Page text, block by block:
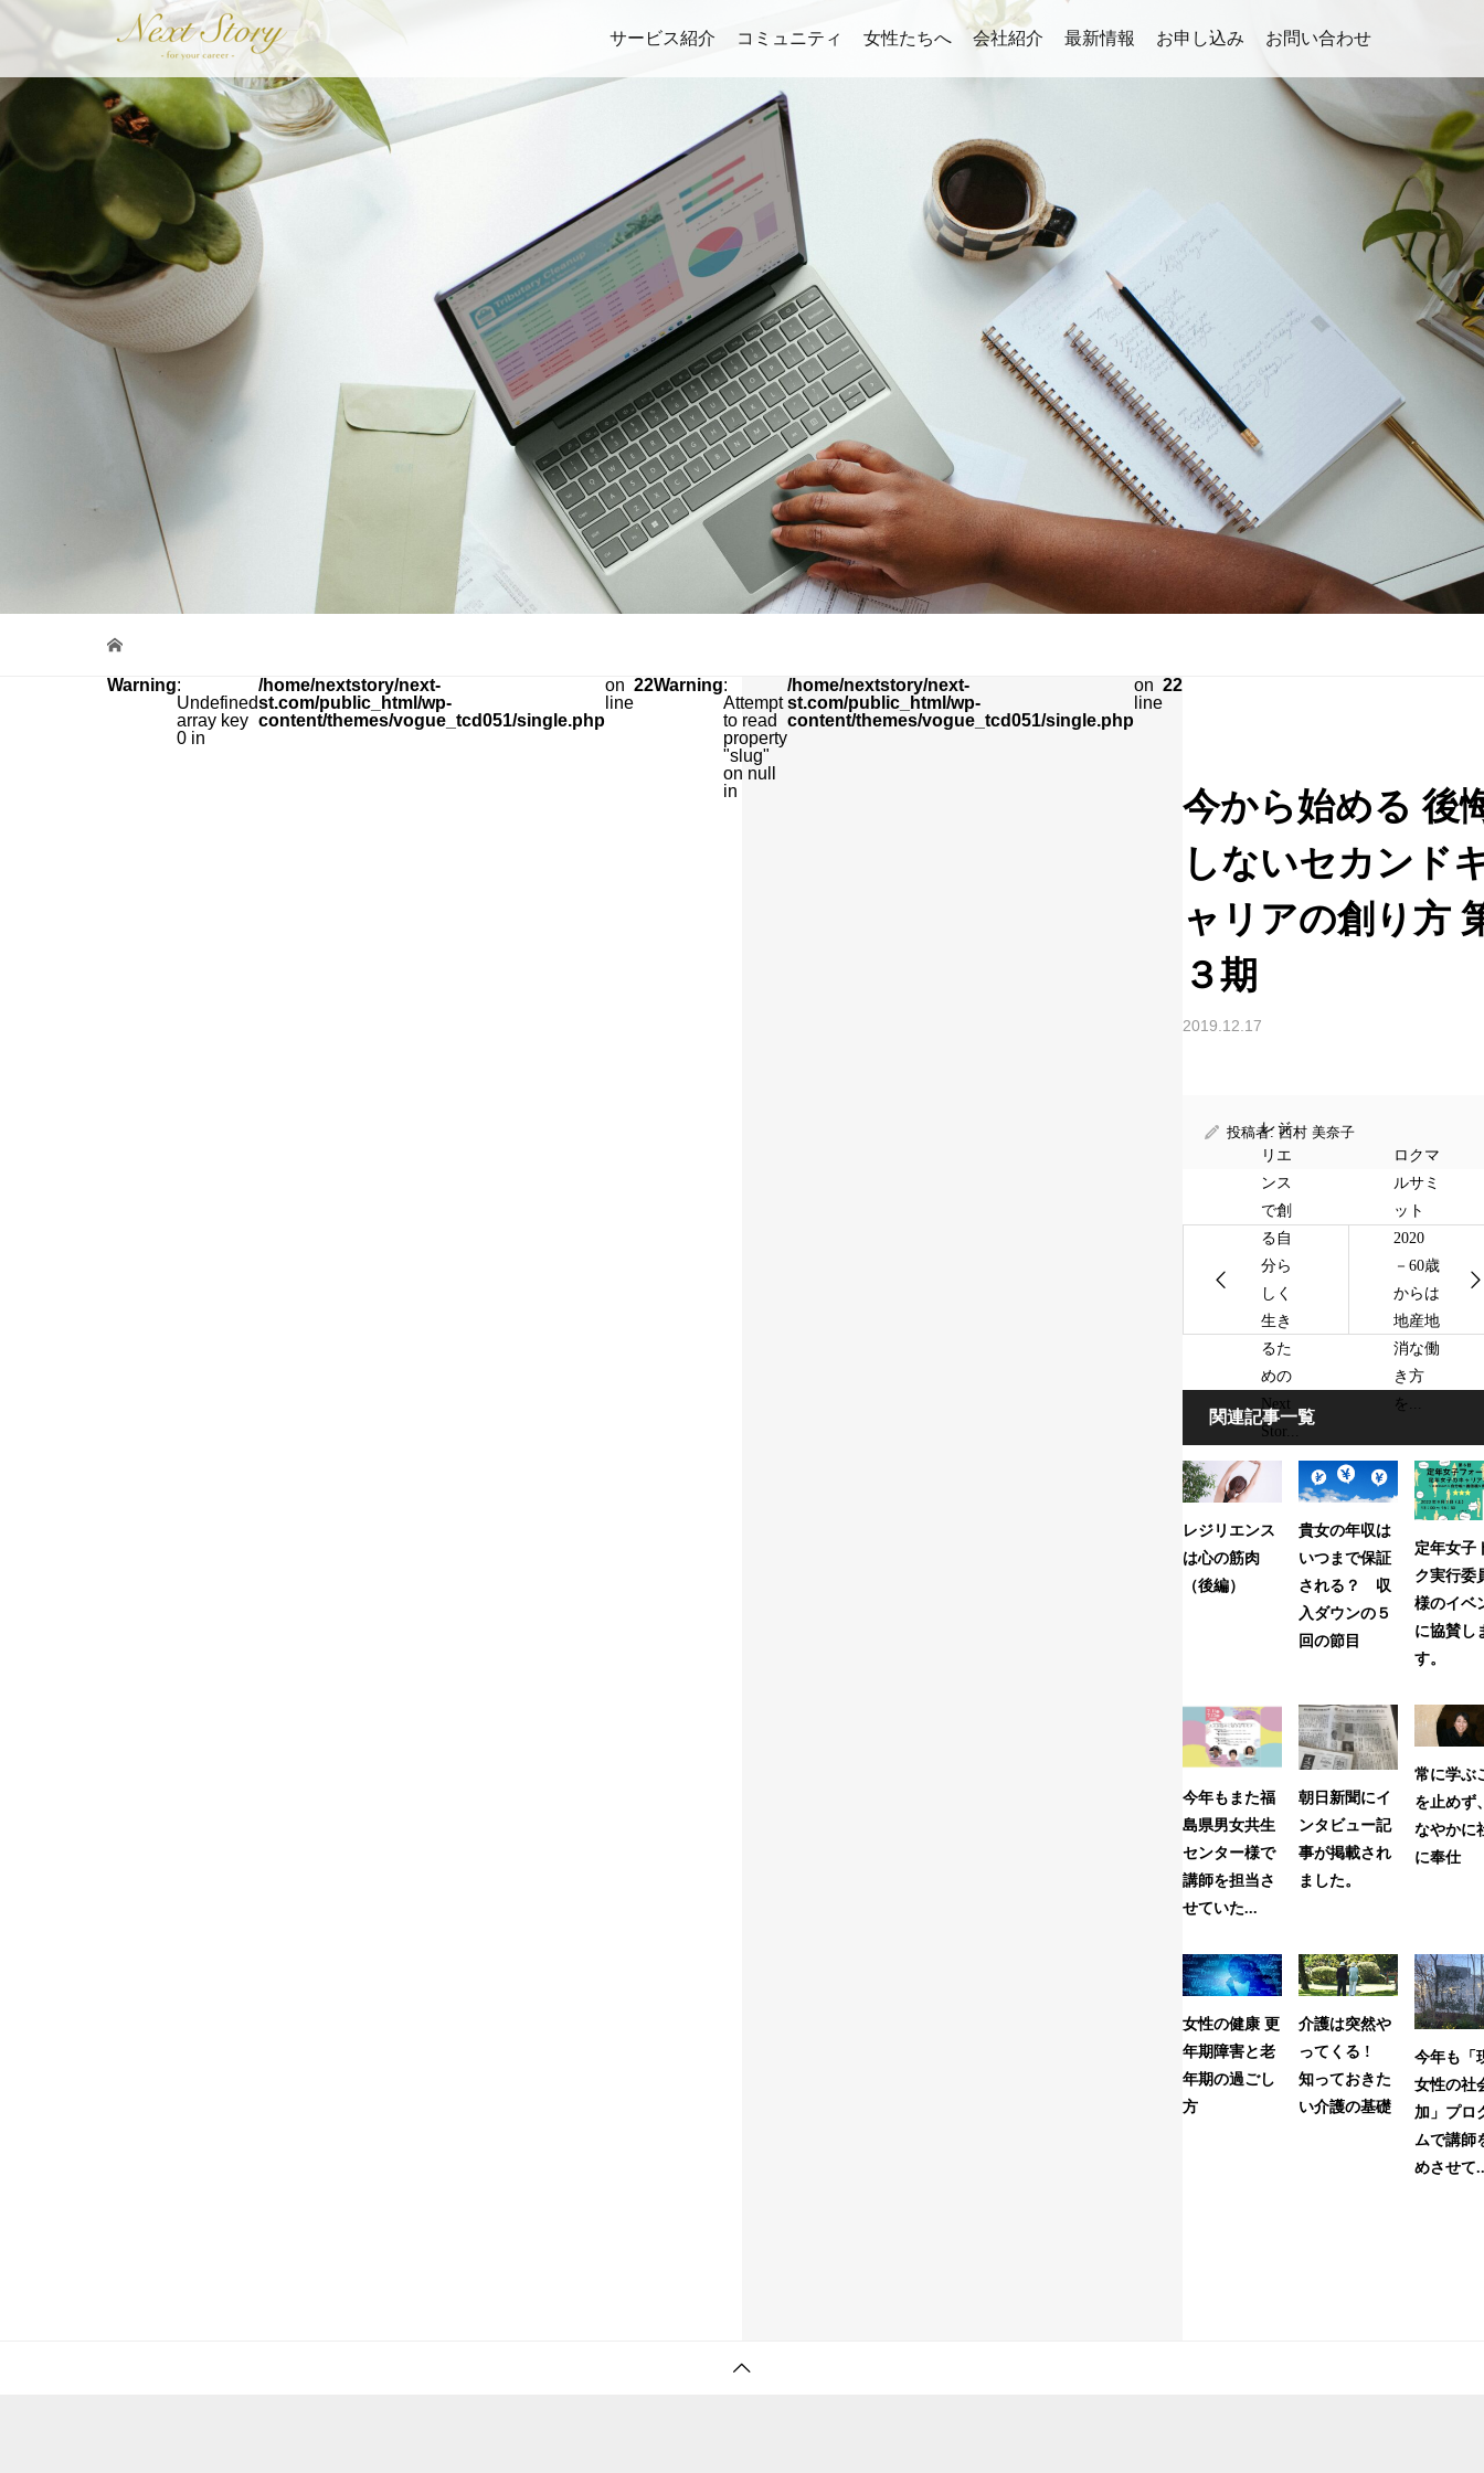
サービス紹介 コミュニティ 女性たちへ 会社紹介 最新情報 お申し込み お問い合わせ
Warning:
Undefined
array key
0 in
/home/nextstory/next-
st.com/public_html/wp-
content/themes/vogue_tcd051/single.php
on
line
22Warning:
Attempt
to read
property
"slug"
on null
in
/home/nextstory/next-
st.com/public_html/wp-
content/themes/vogue_tcd051/single.php
on
line
22
今から始める 後
しないセカンド
ャリアの創り方
３期
2019.12.17
投稿者:西村 美奈子
レジ
リエ
ンス
で創
る自
分ら
しく
生き
るた
めの
Next
Stor...
ロクマ
ルサミ
ット
2020
－60歳
からは
地産地
消な働
き方
を...
関連記事一覧
レジリエンス
は心の筋肉
（後編）
貴女の年収は
いつまで保証
される？ 収
入ダウンの５
回の節目
定年女子
ク実行委
様のイベ
に協賛し
す。
今年もまた福
島県男女共生
センター様で
講師を担当さ
せていた...
朝日新聞にイ
ンタビュー記
事が掲載され
ました。
常に学ぶ
を止めず
なやかに
に奉仕
女性の健康 更
年期障害と老
年期の過ごし
方
介護は突然や
ってくる !
知っておきた
い介護の基礎
今年も「
女性の社
加」プロ
ムで講師
めさせて